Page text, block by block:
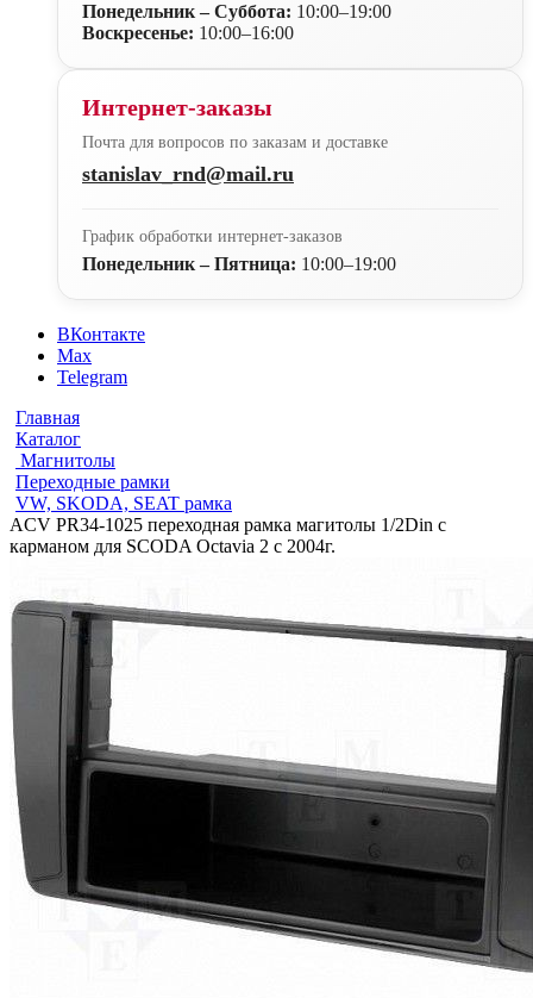
Понедельник – Суббота: 10:00–19:00
Воскресенье: 10:00–16:00
Интернет-заказы
Почта для вопросов по заказам и доставке
stanislav_rnd@mail.ru
График обработки интернет-заказов
Понедельник – Пятница: 10:00–19:00
ВКонтакте
Max
Telegram
Главная
Каталог
Магнитолы
Переходные рамки
VW, SKODA, SEAT рамка
ACV PR34-1025 переходная рамка магитолы 1/2Din с
карманом для SCODA Octavia 2 с 2004г.